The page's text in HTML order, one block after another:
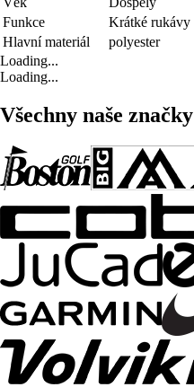
Funkce
Krátké rukávy
Hlavní materiál
polyester
Loading...
Loading...
Všechny naše značky